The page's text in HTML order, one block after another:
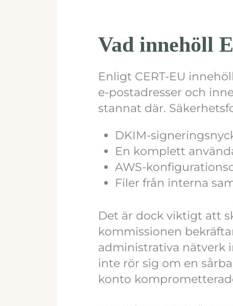
Vad innehöll
Enligt CERT-EU
e-postadresser och
stannat där.
DKIM-
En komplett
AWS-
Filer från interna
Det är dock viktigt att
kommissionen
administrativa nätverk
inte rör sig om en
konto